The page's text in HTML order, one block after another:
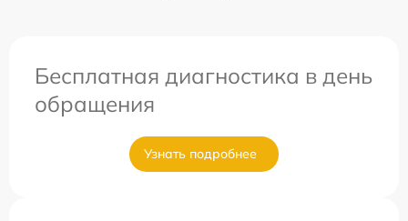
Бесплатная диагностика в день
обращения
Узнать подробнее